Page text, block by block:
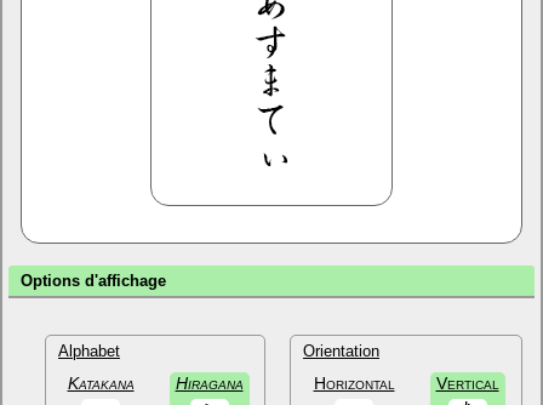
Options d'affichage
Alphabet
Katakana Hiragana
Orientation
Horizontal Vertical